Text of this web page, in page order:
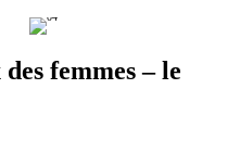
femmes – le